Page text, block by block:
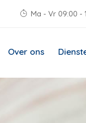
Ma - Vr 09:00 -
Over ons